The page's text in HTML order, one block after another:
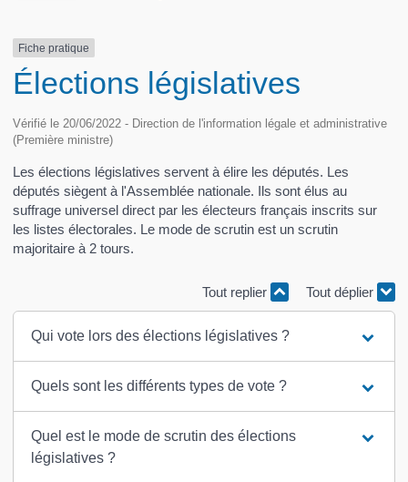
Fiche pratique
Élections législatives
Vérifié le 20/06/2022 - Direction de l'information légale et administrative
(Première ministre)
Les élections législatives servent à élire les députés. Les
députés siègent à l'Assemblée nationale. Ils sont élus au
suffrage universel direct par les électeurs français inscrits sur
les listes électorales. Le mode de scrutin est un scrutin
majoritaire à 2 tours.
Tout replier Tout déplier
Qui vote lors des élections législatives ?
Quels sont les différents types de vote ?
Quel est le mode de scrutin des élections
législatives ?